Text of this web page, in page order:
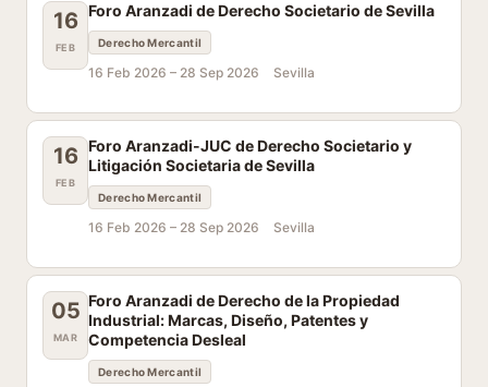
16
FEB
Foro Aranzadi de Derecho Societario de Sevilla
Derecho Mercantil
16 Feb 2026 – 28 Sep 2026 Sevilla
16
FEB
Foro Aranzadi-JUC de Derecho Societario y
Litigación Societaria de Sevilla
Derecho Mercantil
16 Feb 2026 – 28 Sep 2026 Sevilla
05
MAR
Foro Aranzadi de Derecho de la Propiedad
Industrial: Marcas, Diseño, Patentes y
Competencia Desleal
Derecho Mercantil